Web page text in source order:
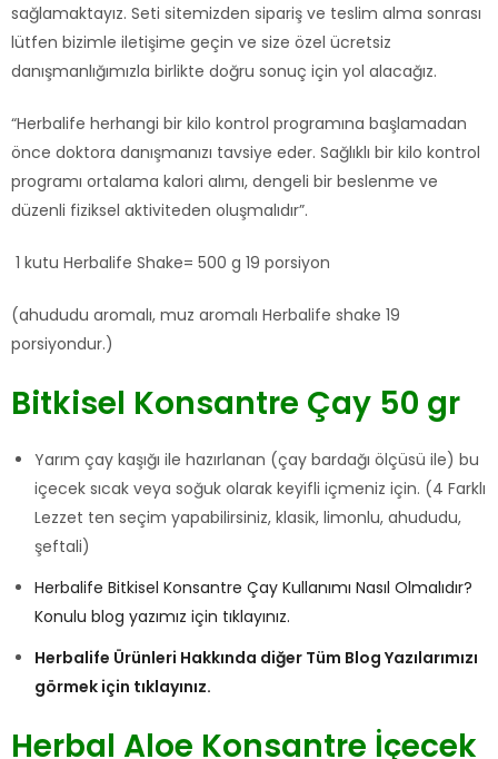
sağlamaktayız. Seti sitemizden sipariş ve teslim alma sonrası
lütfen bizimle iletişime geçin ve size özel ücretsiz
danışmanlığımızla birlikte doğru sonuç için yol alacağız.
“Herbalife herhangi bir kilo kontrol programına başlamadan
önce doktora danışmanızı tavsiye eder. Sağlıklı bir kilo kontrol
programı ortalama kalori alımı, dengeli bir beslenme ve
düzenli fiziksel aktiviteden oluşmalıdır”.
1 kutu Herbalife Shake= 500 g 19 porsiyon
(ahududu aromalı, muz aromalı Herbalife shake 19
porsiyondur.)
Bitkisel Konsantre Çay 50 gr
Yarım çay kaşığı ile hazırlanan (çay bardağı ölçüsü ile) bu
içecek sıcak veya soğuk olarak keyifli içmeniz için. (4 Farklı
Lezzet ten seçim yapabilirsiniz, klasik, limonlu, ahududu,
şeftali)
Herbalife Bitkisel Konsantre Çay Kullanımı Nasıl Olmalıdır?
Konulu blog yazımız için tıklayınız.
Herbalife Ürünleri Hakkında diğer Tüm Blog Yazılarımızı
görmek için tıklayınız.
Herbal Aloe Konsantre İçecek